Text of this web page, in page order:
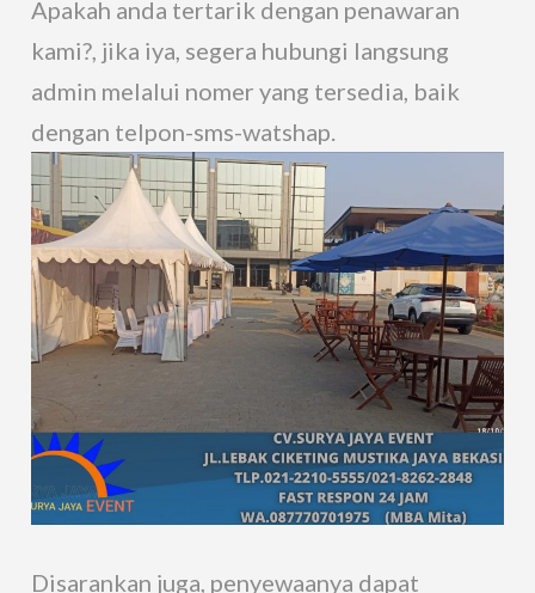
Apakah anda tertarik dengan penawaran
kami?, jika iya, segera hubungi langsung
admin melalui nomer yang tersedia, baik
dengan telpon-sms-watshap.
Disarankan juga, penyewaanya dapat